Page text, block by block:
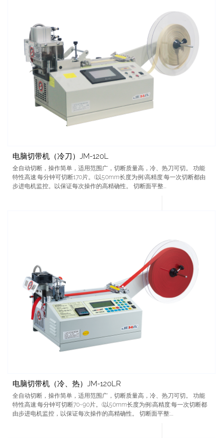
电脑切带机（冷刀）JM-120L
全自动切断，操作简单，适用范围广，切断质量高，冷、热刀可切。 功能
特性高速:每分钟可切断170片。(以50mm长度为例)高精度:每一次切断都由
步进电机监控。以保证每次操作的高精确性。 切断面平整...
电脑切带机（冷、热）JM-120LR
全自动切断，操作简单，适用范围广，切断质量高，冷、热刀可切。 功能
特性高速:每分钟可切断70~90片。(以50mm长度为例)高精度:每一次切断都
由步进电机监控，以保证每次操作的高精确性。 切断面平整:...